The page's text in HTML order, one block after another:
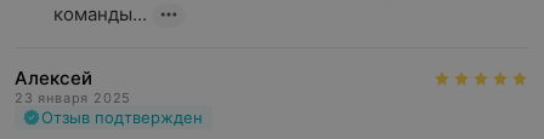
команды...
Алексей
23 января 2025
Отзыв подтвержден